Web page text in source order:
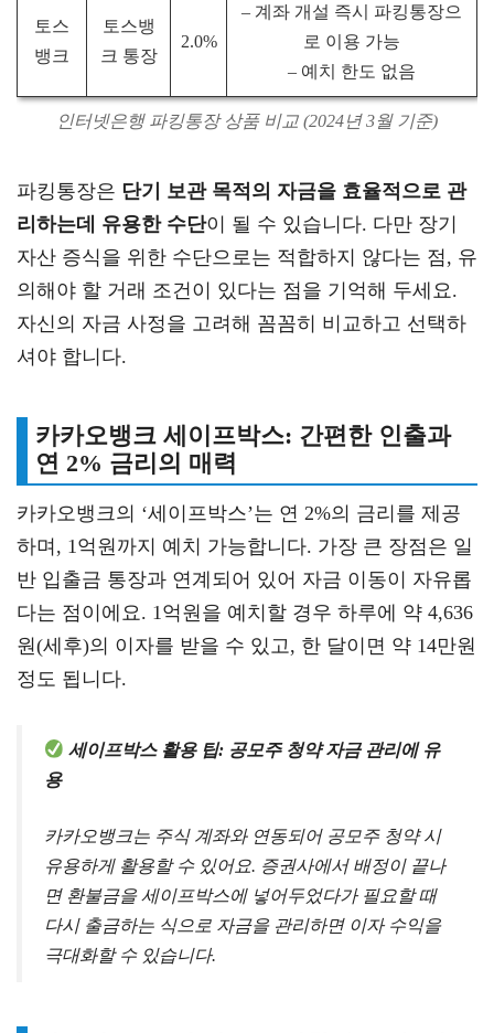
토스
뱅크
토스뱅
크 통장
2.0%
– 계좌 개설 즉시 파킹통장으
로 이용 가능
– 예치 한도 없음
인터넷은행 파킹통장 상품 비교 (2024년 3월 기준)
파킹통장은 단기 보관 목적의 자금을 효율적으로 관
리하는데 유용한 수단이 될 수 있습니다. 다만 장기
자산 증식을 위한 수단으로는 적합하지 않다는 점, 유
의해야 할 거래 조건이 있다는 점을 기억해 두세요.
자신의 자금 사정을 고려해 꼼꼼히 비교하고 선택하
셔야 합니다.
카카오뱅크 세이프박스: 간편한 인출과
연 2% 금리의 매력
카카오뱅크의 ‘세이프박스’는 연 2%의 금리를 제공
하며, 1억원까지 예치 가능합니다. 가장 큰 장점은 일
반 입출금 통장과 연계되어 있어 자금 이동이 자유롭
다는 점이에요. 1억원을 예치할 경우 하루에 약 4,636
원(세후)의 이자를 받을 수 있고, 한 달이면 약 14만원
정도 됩니다.
세이프박스 활용 팁: 공모주 청약 자금 관리에 유
용
카카오뱅크는 주식 계좌와 연동되어 공모주 청약 시
유용하게 활용할 수 있어요. 증권사에서 배정이 끝나
면 환불금을 세이프박스에 넣어두었다가 필요할 때
다시 출금하는 식으로 자금을 관리하면 이자 수익을
극대화할 수 있습니다.